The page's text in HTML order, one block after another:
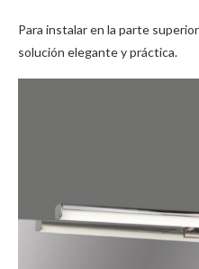
Para instalar en la parte
solución elegante y práctica.